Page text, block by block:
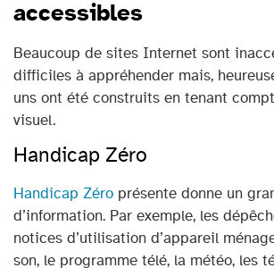
accessibles
Beaucoup de sites Internet sont
difficiles à appréhender mais,
uns ont été construits en tenant
visuel.
Handicap Zéro
Handicap Zéro présente donne un
d’information. Par exemple, les
notices d’utilisation d’appareil
son, le programme télé, la météo, les